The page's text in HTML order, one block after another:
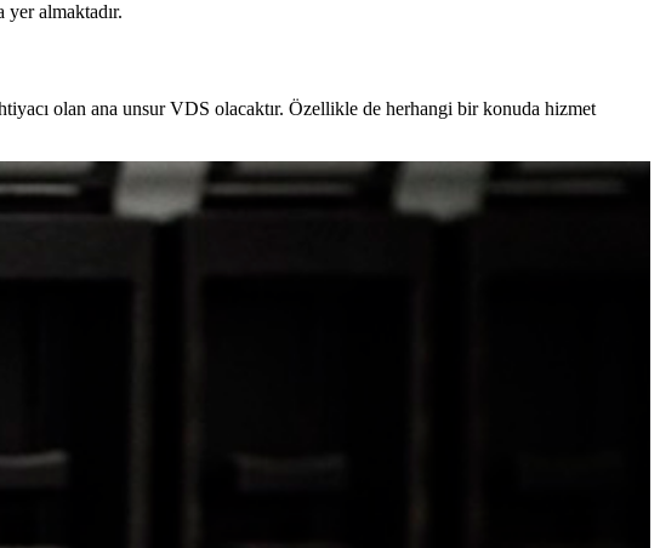
almaktadır.
olan ana unsur VDS olacaktır. Özellikle de herhangi bir konuda hizmet